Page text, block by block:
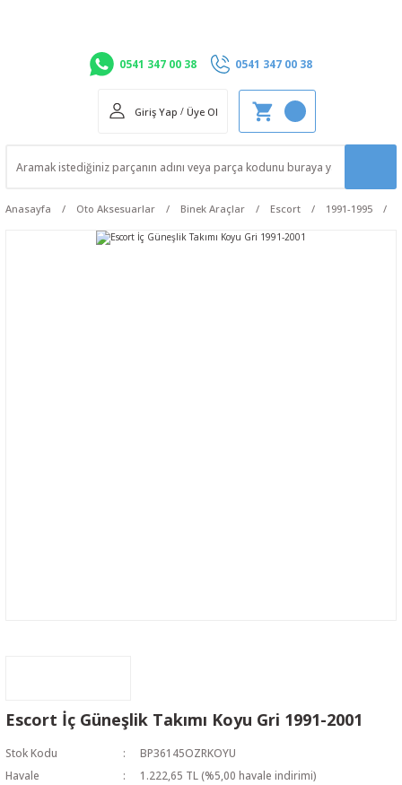
0541 347 00 38 0541 347 00 38
Giriş Yap / Üye Ol
Anasayfa Oto Aksesuarlar Binek Araçlar Escort 1991-1995
Escort İç Güneşlik Takımı Koyu Gri 1991-2001
Stok Kodu
BP36145OZRKOYU
Havale
1.222,65 TL (%5,00 havale indirimi)